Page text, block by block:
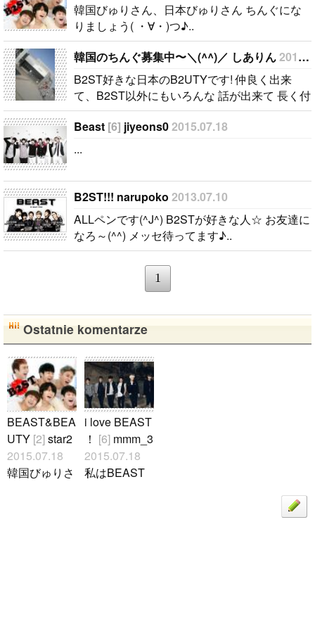
韓国びゅりさん、日本びゅりさん ちんぐにな
りましょう( ・∀・)つ♪..
韓国のちんぐ募集中〜＼(^^)／ しありん2011.06.29
B2ST好きな日本のB2UTYです! 仲良く出来
て、B2ST以外にもいろんな 話が出来て 長く付
き合える友達を探しています(ﾟﾟ)! 私は韓国語勉
強しているので 簡単な会話なら話せます＼^^
Beast [6] jiyeons02015.07.18
...
B2ST!!! narupoko 2013.07.10
ALLペンです(^J^) B2STが好きな人☆ お友達に
なろ～(^^) メッセ待ってます♪..
1
Ostatnie komentarze
BEAST&BEA
UTY [2]star2
2015.07.18
韓国びゅりさ
i love BEAST
！ [6]mmm_3
2015.07.18
私はBEAST